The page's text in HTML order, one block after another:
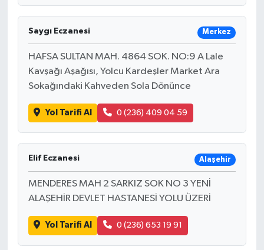
Saygı Eczanesi Merkez
HAFSA SULTAN MAH. 4864 SOK. NO:9 A Lale
Kavşağı Aşağısı, Yolcu Kardeşler Market Ara
Sokağındaki Kahveden Sola Dönünce
Yol Tarifi Al 0 (236) 409 04 59
Elif Eczanesi Alaşehir
MENDERES MAH 2 SARKIZ SOK NO 3 YENİ
ALAŞEHİR DEVLET HASTANESİ YOLU ÜZERİ
Yol Tarifi Al 0 (236) 653 19 91